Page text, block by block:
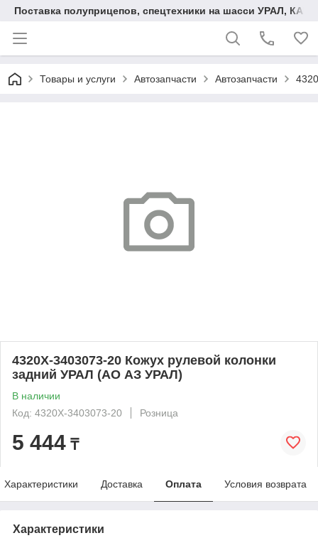
Поставка полуприцепов, спецтехники на шасси УРАЛ,
Товары и услуги Автозапчасти Автозапчасти
4320Х-3403073-20 Кожух рулевой колонки
задний УРАЛ (АО АЗ УРАЛ)
В наличии
Код: 4320Х-3403073-20
Розница
5 444 ₸
Характеристики Доставка Оплата Условия возврата
Характеристики